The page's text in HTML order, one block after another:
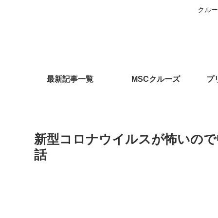
クル
最新記事一覧 MSCクルーズ プ
新型コロナウイルスが怖いの
話